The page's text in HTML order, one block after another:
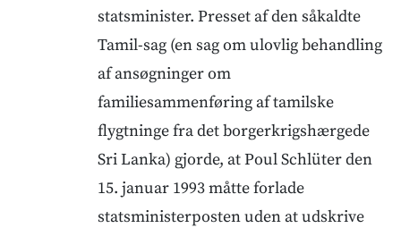
statsminister. Presset af den såkaldte
Tamil-sag (en sag om ulovlig behandling
af ansøgninger om
familiesammenføring af tamilske
flygtninge fra det borgerkrigshærgede
Sri Lanka) gjorde, at Poul Schlüter den
15. januar 1993 måtte forlade
statsministerposten uden at udskrive